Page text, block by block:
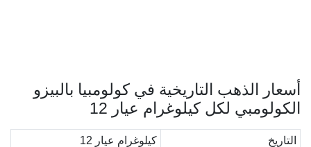
أسعار الذهب التاريخية في كولومبيا بالبيزو
الكولومبي لكل كيلوغرام عيار 12
التاريخ
كيلوغرام عيار 12